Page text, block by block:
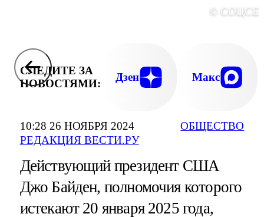
10:28 26 НОЯБРЯ 2024
РЕДАКЦИЯ ВЕСТИ.РУ
ОБЩЕСТВО
©
СЛЕДИТЕ ЗА
НОВОСТЯМИ:
Дзен Макс
Действующий президент США
Джо Байден, полномочия которого
истекают 20 января 2025 года,